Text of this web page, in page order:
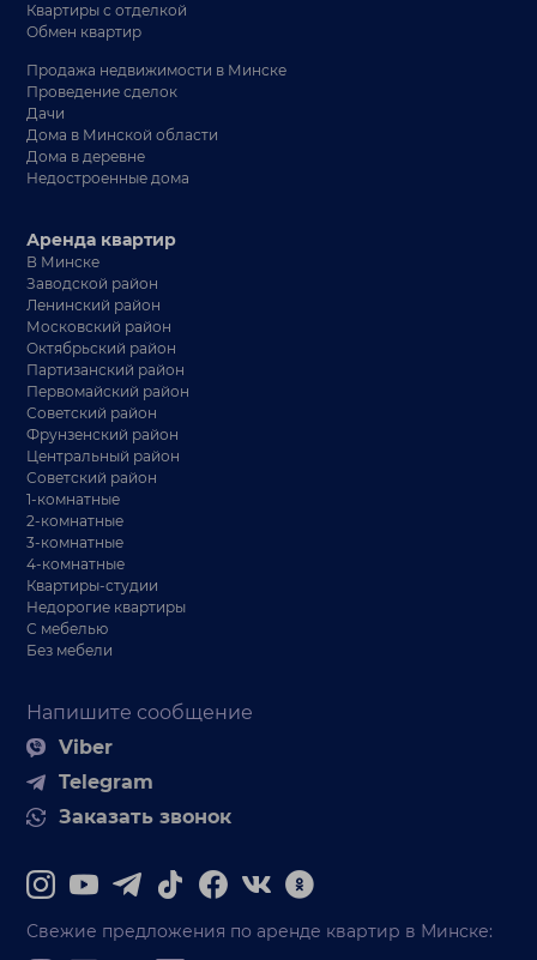
Квартиры с отделкой
Обмен квартир
Продажа недвижимости в Минске
Проведение сделок
Дачи
Дома в Минской области
Дома в деревне
Недостроенные дома
Напишите сообщение
Viber
Telegram
Заказать звонок
Аренда квартир
В Минске
Заводской район
Ленинский район
Московский район
Октябрьский район
Партизанский район
Первомайский район
Советский район
Фрунзенский район
Центральный район
Советский район
1-комнатные
2-комнатные
3-комнатные
4-комнатные
Квартиры-студии
Недорогие квартиры
С мебелью
Без мебели
Свежие предложения по аренде квартир в Минске: